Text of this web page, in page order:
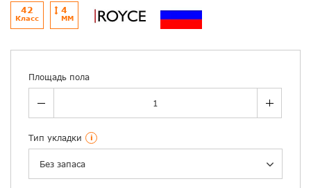
42
Класс
4
ММ
Площадь пола
Тип укладки i
Без запаса